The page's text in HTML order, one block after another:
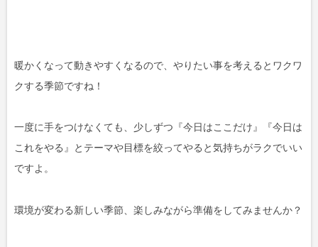
暖かくなって動きやすくなるので、やりたい事を考えるとワクワ
クする季節ですね！
一度に手をつけなくても、少しずつ『今日はここだけ』『今日は
これをやる』とテーマや目標を絞ってやると気持ちがラクでいい
ですよ。
環境が変わる新しい季節、楽しみながら準備をしてみませんか？